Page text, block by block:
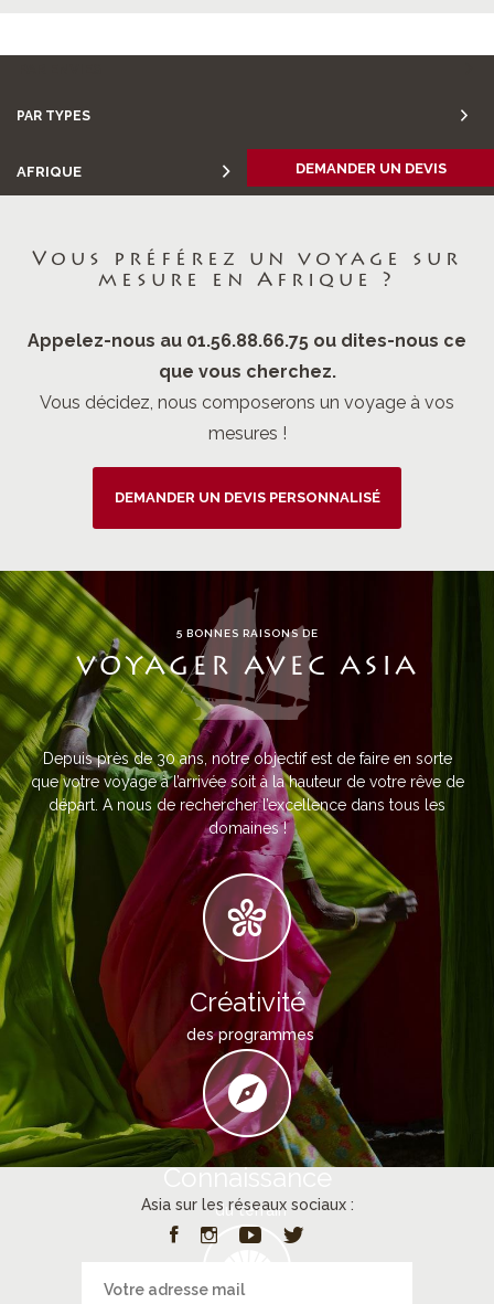
PAR TYPES
AFRIQUE DEMANDER UN DEVIS
Vous préférez un voyage sur
mesure en Afrique ?
Appelez-nous au 01.56.88.66.75 ou dites-nous ce
que vous cherchez.
Vous décidez, nous composerons un voyage à vos
mesures !
DEMANDER UN DEVIS PERSONNALISÉ
5 BONNES RAISONS DE
VOYAGER AVEC ASIA
Depuis près de 30 ans, notre objectif est de faire en sorte
que votre voyage à l’arrivée soit à la hauteur de votre rêve de
départ. A nous de rechercher l’excellence dans tous les
domaines !
Créativité
des programmes
Connaissance
du terrain
Asia sur les réseaux sociaux :